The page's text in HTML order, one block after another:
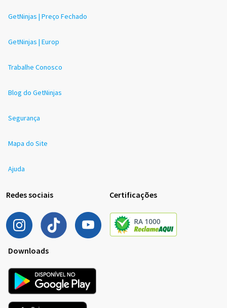
GetNinjas | Preço Fechado
GetNinjas | Europ
Trabalhe Conosco
Blog do GetNinjas
Segurança
Mapa do Site
Ajuda
Redes sociais Certificações
Downloads